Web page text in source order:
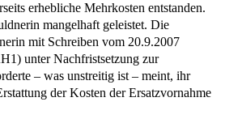
erhebliche Mehrkosten entstanden.
mangelhaft geleistet. Die
mit Schreiben vom 20.9.2007
unter Nachfristsetzung zur
– was unstreitig ist – meint, ihr
der Kosten der Ersatzvornahme